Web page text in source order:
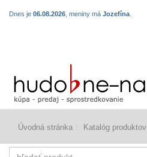
Dnes je 06.08.2026 , meniny má Jozefína
Úvodná stránka Katalóg produktov